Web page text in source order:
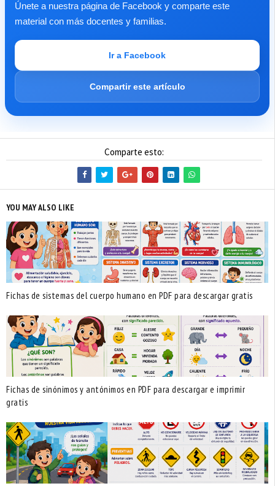
Únete a nuestra página de Facebook y comparte este
material con más docentes y familias.
Ir a Facebook
Compartir este artículo
Comparte esto:
YOU MAY ALSO LIKE
Fichas de sistemas del cuerpo humano en PDF para descargar gratis
Fichas de sinónimos y antónimos en PDF para descargar e imprimir
gratis